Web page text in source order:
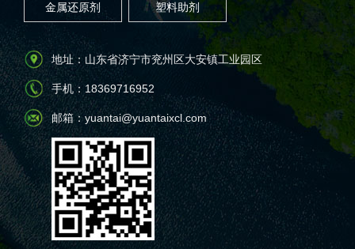
金属还原剂 塑料助剂
地址：山东省济宁市兖州区大安镇工业园区
手机：18369716952
邮箱：yuantai@yuantaixcl.com